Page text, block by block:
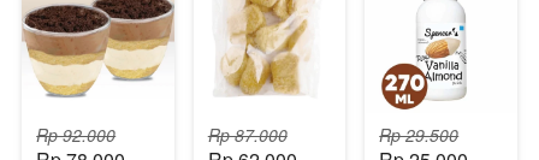
Rp 92.000 Rp 87.000 Rp 29.500